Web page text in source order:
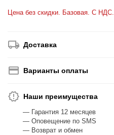
Цена без скидки. Базовая. С НДС.
Доставка
Варианты оплаты
Наши преимущества
— Гарантия 12 месяцев
— Оповещение по SMS
— Возврат и обмен